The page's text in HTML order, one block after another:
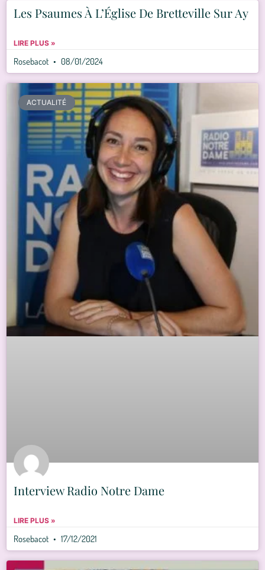
Les Psaumes À L’Église De Bretteville Sur Ay
LIRE PLUS »
Rosebacot 08/01/2024
ACTUALITÉ
Interview Radio Notre Dame
LIRE PLUS »
Rosebacot 17/12/2021